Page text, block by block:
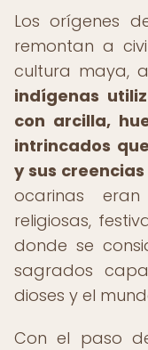
Los orígenes
remontan a
cultura maya,
indígenas
con arcilla,
intrincados
y sus
ocarinas
religiosas,
donde se
sagrados
dioses y el
Con el paso